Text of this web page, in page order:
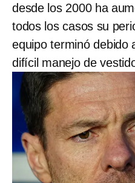
desde los 2000 ha
todos los casos su
equipo terminó debido
difícil manejo de